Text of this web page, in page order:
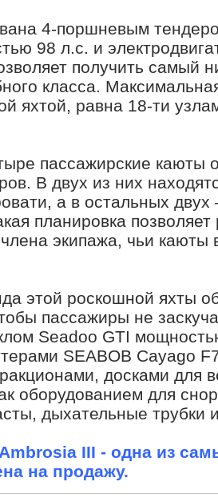
4-поршневым
98 л.с. и
получить самый
класса.
яхтой, равна 18-ти
пассажирские
В двух из них
а в остальных двух
планировка
экипажа, чьи
этой роскошной яхты
пассажиры не
Seadoo GTI
SEABOB Cayago
досками для
оборудованием для
дыхательные трубки
Ambrosia III - одна из
на продажу.